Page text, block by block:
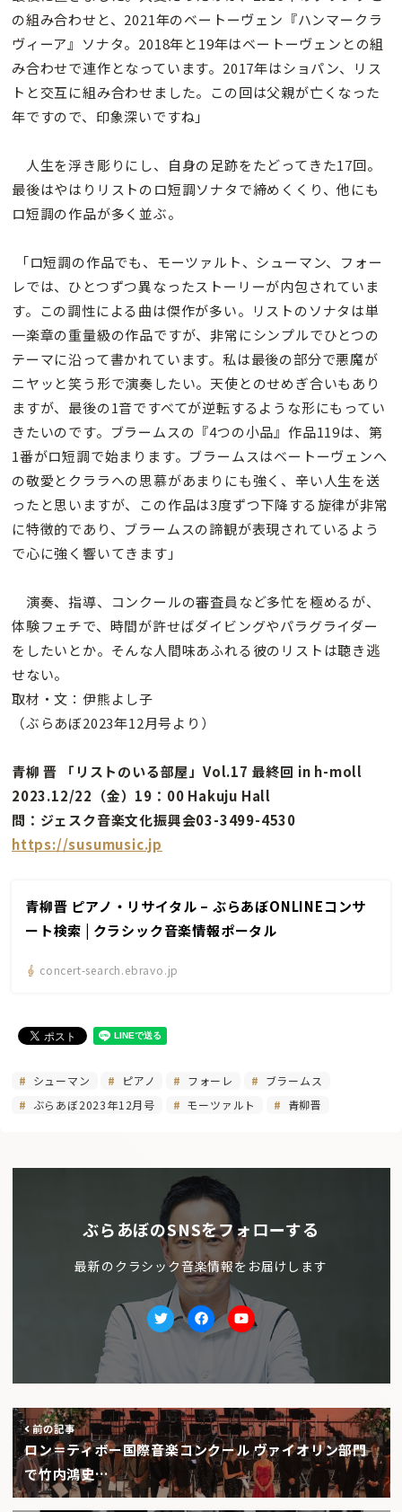
の組み合わせと、2021年のベートーヴェン『ハンマークラ
ヴィーア』ソナタ。2018年と19年はベートーヴェンとの組
み合わせで連作となっています。2017年はショパン、リス
トと交互に組み合わせました。この回は父親が亡くなった
年ですので、印象深いですね」
人生を浮き彫りにし、自身の足跡をたどってきた17回。
最後はやはりリストのロ短調ソナタで締めくくり、他にも
ロ短調の作品が多く並ぶ。
「ロ短調の作品でも、モーツァルト、シューマン、フォー
レでは、ひとつずつ異なったストーリーが内包されていま
す。この調性による曲は傑作が多い。リストのソナタは単
一楽章の重量級の作品ですが、非常にシンプルでひとつの
テーマに沿って書かれています。私は最後の部分で悪魔が
ニヤッと笑う形で演奏したい。天使とのせめぎ合いもあり
ますが、最後の1音ですべてが逆転するような形にもってい
きたいのです。ブラームスの『4つの小品』作品119は、第
1番がロ短調で始まります。ブラームスはベートーヴェンへ
の敬愛とクララへの思慕があまりにも強く、辛い人生を送
ったと思いますが、この作品は3度ずつ下降する旋律が非常
に特徴的であり、ブラームスの諦観が表現されているよう
で心に強く響いてきます」
演奏、指導、コンクールの審査員など多忙を極めるが、
体験フェチで、時間が許せばダイビングやパラグライダー
をしたいとか。そんな人間味あふれる彼のリストは聴き逃
せない。
取材・文：伊熊よし子
（ぶらあぼ2023年12月号より）
青柳 晋 「リストのいる部屋」Vol.17 最終回 in h-moll
2023.12/22（金）19：00 Hakuju Hall
問：ジェスク音楽文化振興会03-3499-4530
https://susumusic.jp
青柳晋 ピアノ・リサイタル – ぶらあぼONLINEコンサ
ート検索 | クラシック音楽情報ポータル
concert-search.ebravo.jp
シューマン ピアノ フォーレ
ブラームス
ぶらあぼ2023年12月号
モーツァルト 青柳晋
ぶらあぼのSNSをフォローする
最新のクラシック音楽情報をお届けします
TwitterfacebookYoutube
前の記事
ロン＝ティボー国際音楽コンクール ヴァイオリン部門
で竹内鴻史…